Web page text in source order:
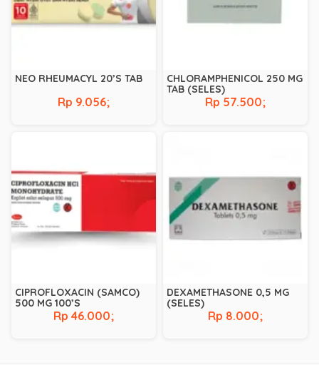
NEO RHEUMACYL 20’S TAB
Rp 9.056;
CHLORAMPHENICOL 250 MG
TAB (SELES)
Rp 57.500;
CIPROFLOXACIN (SAMCO)
500 MG 100’S
Rp 46.000;
DEXAMETHASONE 0,5 MG
(SELES)
Rp 8.000;